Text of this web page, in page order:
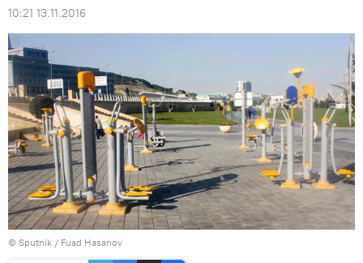
10:21 13.11.2016
© Sputnik / Fuad Hasanov